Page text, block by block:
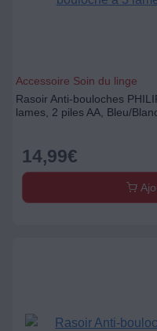
Accessoire Soin du linge
Rasoir Anti-bouloches
lames, 2 piles AA, Bleu/
14,99€